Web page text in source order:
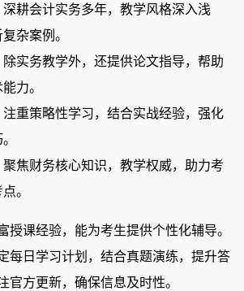
耕会计实务多年，教学风格深入浅
杂案例。
实务教学外，还提供论文指导，帮助
力。
重策略性学习，结合实战经验，强化
焦财务核心知识，教学权威，助力考
。
授课经验，能为考生提供个性化辅导。
每日学习计划，结合真题演练，提升答
官方更新，确保信息及时性。